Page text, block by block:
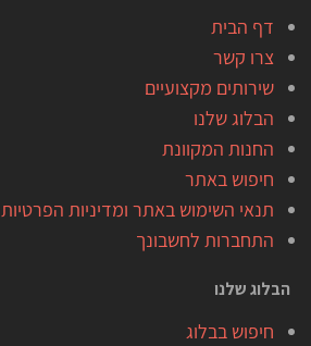
דף הבית
צרו קשר
שירותים מקצועיים
הבלוג שלנו
החנות המקוונת
חיפוש באתר
תנאי השימוש באתר ומדיניות הפרטיות
התחברות לחשבונך
הבלוג שלנו
חיפוש בבלוג